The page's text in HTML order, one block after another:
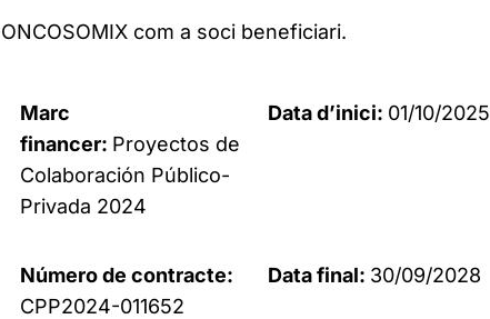
com a soci beneficiari.
Marc
financer: Proyectos de
Colaboración Público-
Privada 2024
Data d’inici: 01/10/2025
Número de contracte:
CPP2024-011652
Data final: 30/09/2028